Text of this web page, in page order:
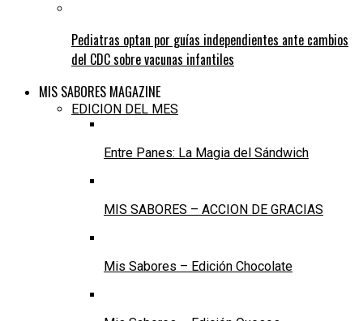
Pediatras optan por guías independientes ante cambios
del CDC sobre vacunas infantiles
MIS SABORES MAGAZINE
EDICION DEL MES
Entre Panes: La Magia del Sándwich
MIS SABORES – ACCION DE GRACIAS
Mis Sabores – Edición Chocolate